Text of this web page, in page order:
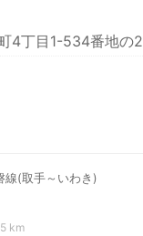
4丁目1-534番地の2
線(取手～いわき)
km